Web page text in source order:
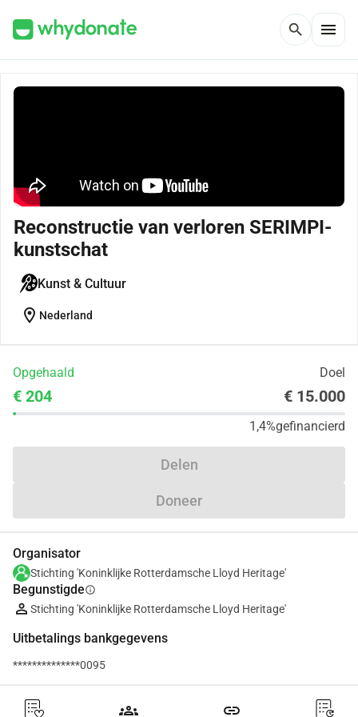
search menu
Reconstructie van verloren SERIMPI-
kunstschat
Kunst & Cultuur
location_on Nederland
Opgehaald Doel
€ 204 € 15.000
1,4%gefinancierd
Delen
Doneer
Organisator
Stichting 'Koninklijke Rotterdamsche Lloyd Heritage'
Begunstigdeinfo
Stichting 'Koninklijke Rotterdamsche Lloyd Heritage'
Uitbetalings bankgegevens
**************0095
groups link